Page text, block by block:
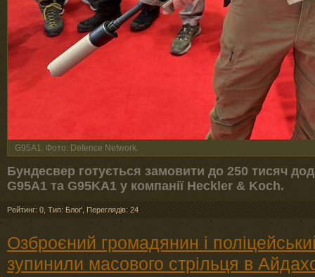
G95A1. Фото: Defence Network.
Бундесвер готується замовити до 250 тисяч
G95A1 та G95KA1 у компанії Heckler & Koch.
Рейтинг: 0 Тип: Блоґ Переглядів: 24
Озброєний громадянин і
зупинили масового стрільця в